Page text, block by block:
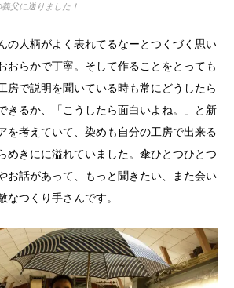
父に送りました！
の人柄がよく表れてるなーとつくづく思い
おらかで丁寧。そして作ることをとっても
房で説明を聞いている時も常にどうしたら
きるか、「こうしたら面白いよね。」と新
を考えていて、染めも自分の工房で出来る
めきにに溢れていました。傘ひとつひとつ
お話があって、もっと聞きたい、また会い
なつくり手さんです。